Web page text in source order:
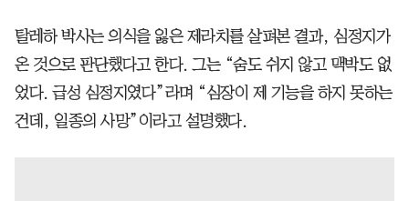
탈레하 박사는 의식을 잃은 제라치를 살펴본 결과, 심정지가
온 것으로 판단했다고 한다. 그는 “숨도 쉬지 않고 맥박도 없
었다. 급성 심정지였다”라며 “심장이 제 기능을 하지 못하는
건데, 일종의 사망”이라고 설명했다.